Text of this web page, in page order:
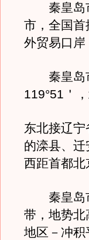
秦皇岛市
市，全国
外贸易口
秦皇岛市
119°51＇
东北接辽
的滦县、
西距首都
秦皇岛市
带，地势
地区－冲